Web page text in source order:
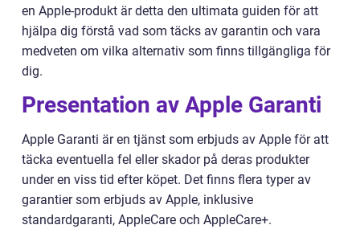
en Apple-produkt är detta den ultimata guiden för att
hjälpa dig förstå vad som täcks av garantin och vara
medveten om vilka alternativ som finns tillgängliga för
dig.
Presentation av Apple Garanti
Apple Garanti är en tjänst som erbjuds av Apple för att
täcka eventuella fel eller skador på deras produkter
under en viss tid efter köpet. Det finns flera typer av
garantier som erbjuds av Apple, inklusive
standardgaranti, AppleCare och AppleCare+.